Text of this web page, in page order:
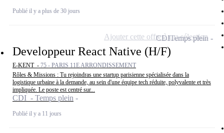
Publié il y a plus de 30 jours
Developpeur React Native (H/F)
E-KENT - 75 - PARIS 11E ARRONDISSEMENT
Rôles & Missions : Tu rejoindras une startup parisienne spécialisée dans la
logistique urbaine à la demande, au sein d'une équipe tech réduite, polyvalente et très
impliquée. Le poste est centré sur...
CDI - Temps plein
Publié il y a 11 jours
CDITemps plein
Ajouter cette offre à ma sélection